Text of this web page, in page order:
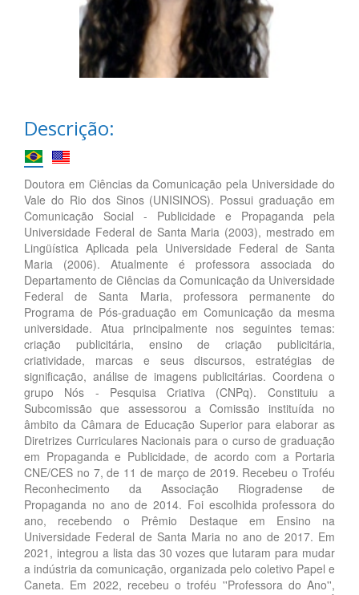
Descrição:
Doutora em Ciências da Comunicação pela Universidade do
Vale do Rio dos Sinos (UNISINOS). Possui graduação em
Comunicação Social - Publicidade e Propaganda pela
Universidade Federal de Santa Maria (2003), mestrado em
Lingüística Aplicada pela Universidade Federal de Santa
Maria (2006). Atualmente é professora associada do
Departamento de Ciências da Comunicação da Universidade
Federal de Santa Maria, professora permanente do
Programa de Pós-graduação em Comunicação da mesma
universidade. Atua principalmente nos seguintes temas:
criação publicitária, ensino de criação publicitária,
criatividade, marcas e seus discursos, estratégias de
significação, análise de imagens publicitárias. Coordena o
grupo Nós - Pesquisa Criativa (CNPq). Constituiu a
Subcomissão que assessorou a Comissão instituída no
âmbito da Câmara de Educação Superior para elaborar as
Diretrizes Curriculares Nacionais para o curso de graduação
em Propaganda e Publicidade, de acordo com a Portaria
CNE/CES no 7, de 11 de março de 2019. Recebeu o Troféu
Reconhecimento da Associação Riogradense de
Propaganda no ano de 2014. Foi escolhida professora do
ano, recebendo o Prêmio Destaque em Ensino na
Universidade Federal de Santa Maria no ano de 2017. Em
2021, integrou a lista das 30 vozes que lutaram para mudar
a indústria da comunicação, organizada pelo coletivo Papel e
Caneta. Em 2022, recebeu o troféu ''Professora do Ano'',